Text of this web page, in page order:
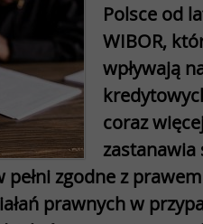
Polsce od
WIBOR,
wpływają
coraz
zastanawia
pełni zgodne z
prawnych w